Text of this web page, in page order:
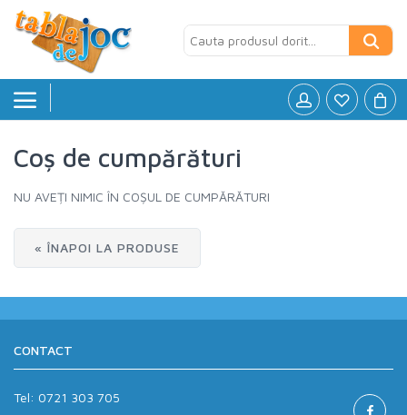
Board games »
Jocuri logice »
Petreceri si Aniversari
Coș de cumpărături
NU AVEȚI NIMIC ÎN COȘUL DE CUMPĂRĂTURI
« ÎNAPOI LA PRODUSE
CONTACT
Tel: 0721 303 705